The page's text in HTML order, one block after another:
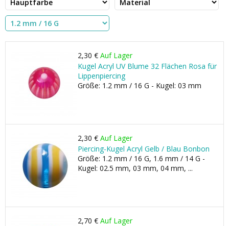
2,30 € Auf Lager
Kugel Acryl UV Blume 32 Flächen Rosa für
Lippenpiercing
Größe: 1.2 mm / 16 G - Kugel: 03 mm
2,30 € Auf Lager
Piercing-Kugel Acryl Gelb / Blau Bonbon
Größe: 1.2 mm / 16 G, 1.6 mm / 14 G -
Kugel: 02.5 mm, 03 mm, 04 mm, ...
2,70 € Auf Lager